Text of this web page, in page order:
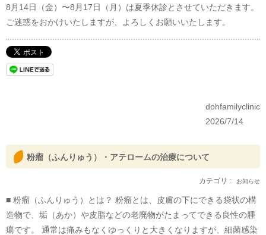
8月14日（金）〜8月17日（月）は夏季休診とさせていただきます。
ご迷惑をおかけいたしますが、よろしくお願いいたします。
dohfamilyclinic
2026/7/14
粉瘤（ふんりゅう）・アテロームの治療について
カテゴリ : お知らせ
■ 粉瘤（ふんりゅう）とは？ 粉瘤とは、皮膚の下にできる袋状の構
造物で、垢（あか）や皮脂などの老廃物がたまってできる良性の腫
瘍です。 通常は痛みもなくゆっくりと大きくなりますが、細菌感染